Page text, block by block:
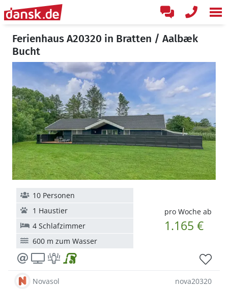
Ferienhaus A20320 in Bratten / Aalbæk
Bucht
pro Woche ab
1.165 €
10 Personen
1 Haustier
4 Schlafzimmer
600 m zum Wasser
Novasol nova20320